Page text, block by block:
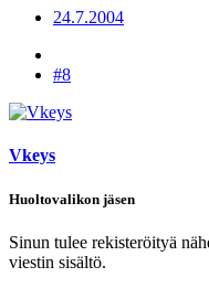
24.7.2004
#8
Vkeys
Huoltovalikon jäsen
Sinun tulee rekisteröityä
viestin sisältö.